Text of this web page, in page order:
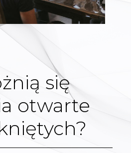
się
otwarte